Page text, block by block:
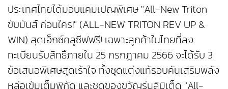
ประเทศไทยได้มอบแคมเปญพิเศษ "All-New Triton
ขับมันส์ ก่อนใคร!" (ALL-NEW TRITON REV UP &
WIN) สุดเอ็กซ์คลูซีฟฟรี! เฉพาะลูกค้าในไทยที่ลง
ทะเบียนรับสิทธิ์ภายใน 25 กรกฎาคม 2566 จะได้รับ 3
ข้อเสนอพิเศษสุดเร้าใจ ทั้งชุดแต่งแท้รอบคันเสริมพลัง
หล่อเข้มเต็มพิกัด และชุดของขวัญรุ่นลิมิเต็ด "All-